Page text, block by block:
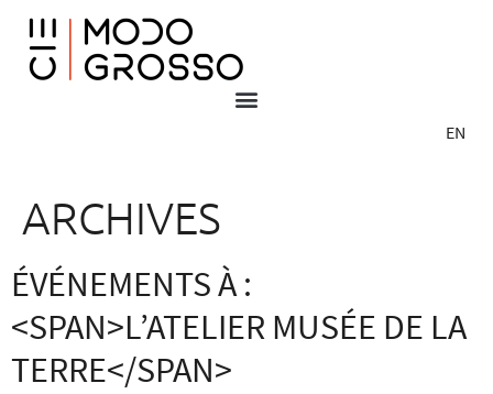
EN
ARCHIVES
ÉVÉNEMENTS À :
<SPAN>L’ATELIER MUSÉE DE LA
TERRE</SPAN>